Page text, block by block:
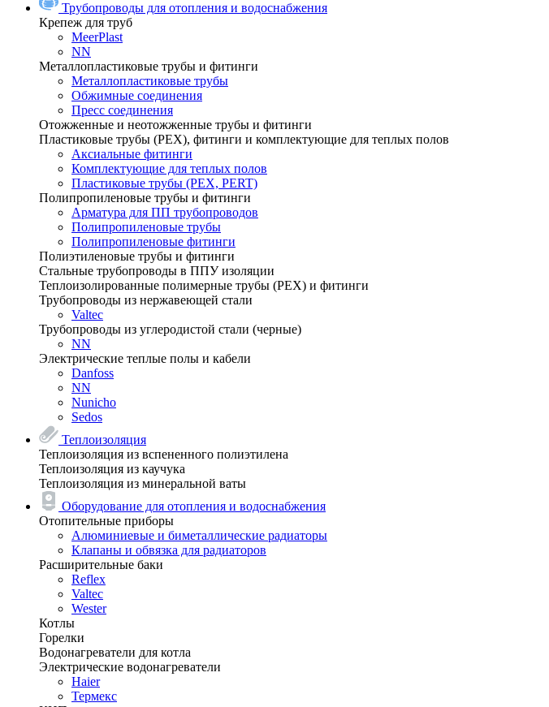
Трубопроводы для отопления и водоснабжения
Крепеж для труб
MeerPlast
NN
Металлопластиковые трубы и фитинги
Металлопластиковые трубы
Обжимные соединения
Пресс соединения
Отожженные и неотожженные трубы и фитинги
Пластиковые трубы (РЕХ), фитинги и комплектующие для теплых полов
Аксиальные фитинги
Комплектующие для теплых полов
Пластиковые трубы (РЕХ, PERT)
Полипропиленовые трубы и фитинги
Арматура для ПП трубопроводов
Полипропиленовые трубы
Полипропиленовые фитинги
Полиэтиленовые трубы и фитинги
Стальные трубопроводы в ППУ изоляции
Теплоизолированные полимерные трубы (РЕХ) и фитинги
Трубопроводы из нержавеющей стали
Valtec
Трубопроводы из углеродистой стали (черные)
NN
Электрические теплые полы и кабели
Danfoss
NN
Nunicho
Sedos
Теплоизоляция
Теплоизоляция из вспененного полиэтилена
Теплоизоляция из каучука
Теплоизоляция из минеральной ваты
Оборудование для отопления и водоснабжения
Отопительные приборы
Алюминиевые и биметаллические радиаторы
Клапаны и обвязка для радиаторов
Расширительные баки
Reflex
Valtec
Wester
Котлы
Горелки
Водонагреватели для котла
Электрические водонагреватели
Haier
Термекс